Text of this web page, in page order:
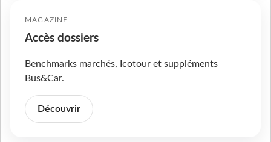
MAGAZINE
Accès dossiers
Benchmarks marchés, Icotour et suppléments
Bus&Car.
Découvrir